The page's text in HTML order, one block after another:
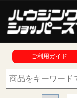
ご利用ガイド